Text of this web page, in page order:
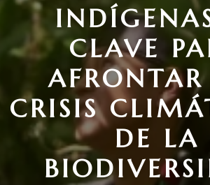
CLAVE
AFRONTAR
CRISIS
DE LA